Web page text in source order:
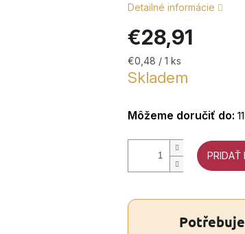
Detailné informácie
€28,91
Jednotková
cena:
€0,48 / 1 ks
Skladem
Môžeme doručiť do:
PRIDAŤ